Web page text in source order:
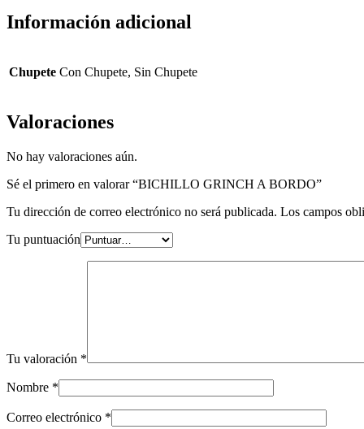
Información adicional
Chupete Con Chupete, Sin Chupete
Valoraciones
No hay valoraciones aún.
Sé el primero en valorar “BICHILLO GRINCH A BORDO”
Tu dirección de correo electrónico no será publicada. Los campos
Tu puntuación
Tu valoración *
Nombre *
Correo electrónico *